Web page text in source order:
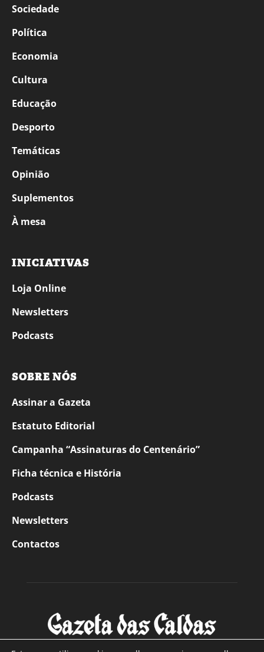
Sociedade
Política
Economia
Cultura
Educação
Desporto
Temáticas
Opinião
Suplementos
À mesa
INICIATIVAS
Loja Online
Newsletters
Podcasts
SOBRE NÓS
Assinar a Gazeta
Estatuto Editorial
Campanha “Assinaturas do Centenário”
Ficha técnica e História
Podcasts
Newsletters
Contactos